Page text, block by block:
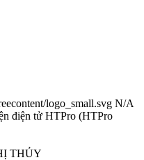
logo_small.svg N/A
điện tử HTPro (HTPro
THỦY